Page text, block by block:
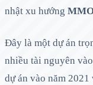
nhật xu hướng
Đây là một dự án
nhiều tài nguyên
dự án vào năm